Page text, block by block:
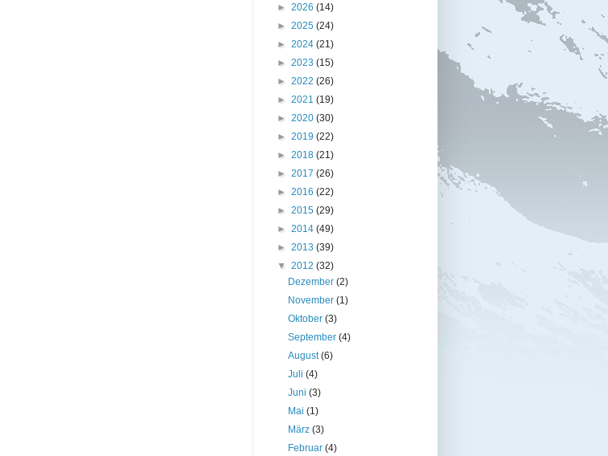
► 2026 (14)
► 2025 (24)
► 2024 (21)
► 2023 (15)
► 2022 (26)
► 2021 (19)
► 2020 (30)
► 2019 (22)
► 2018 (21)
► 2017 (26)
► 2016 (22)
► 2015 (29)
► 2014 (49)
► 2013 (39)
▼ 2012 (32)
Dezember(2)
November(1)
Oktober(3)
September(4)
August(6)
Juli(4)
Juni(3)
Mai(1)
März(3)
Februar(4)